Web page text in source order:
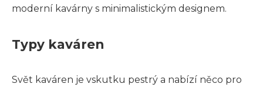
moderní kavárny s minimalistickým designem.
Typy kaváren
Svět kaváren je vskutku pestrý a nabízí něco pro